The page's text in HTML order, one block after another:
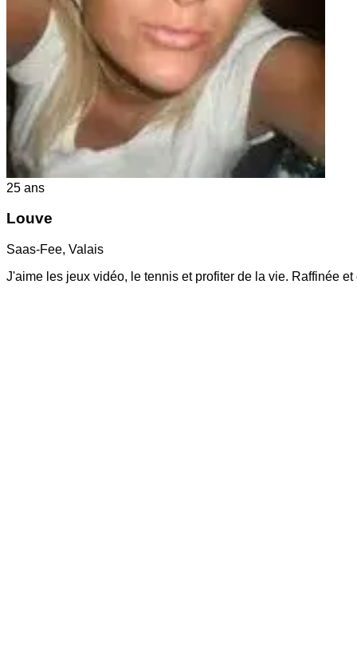
25 ans
Louve
Saas-Fee, Valais
J'aime les jeux vidéo, le tennis et profiter de la vie. Raffinée